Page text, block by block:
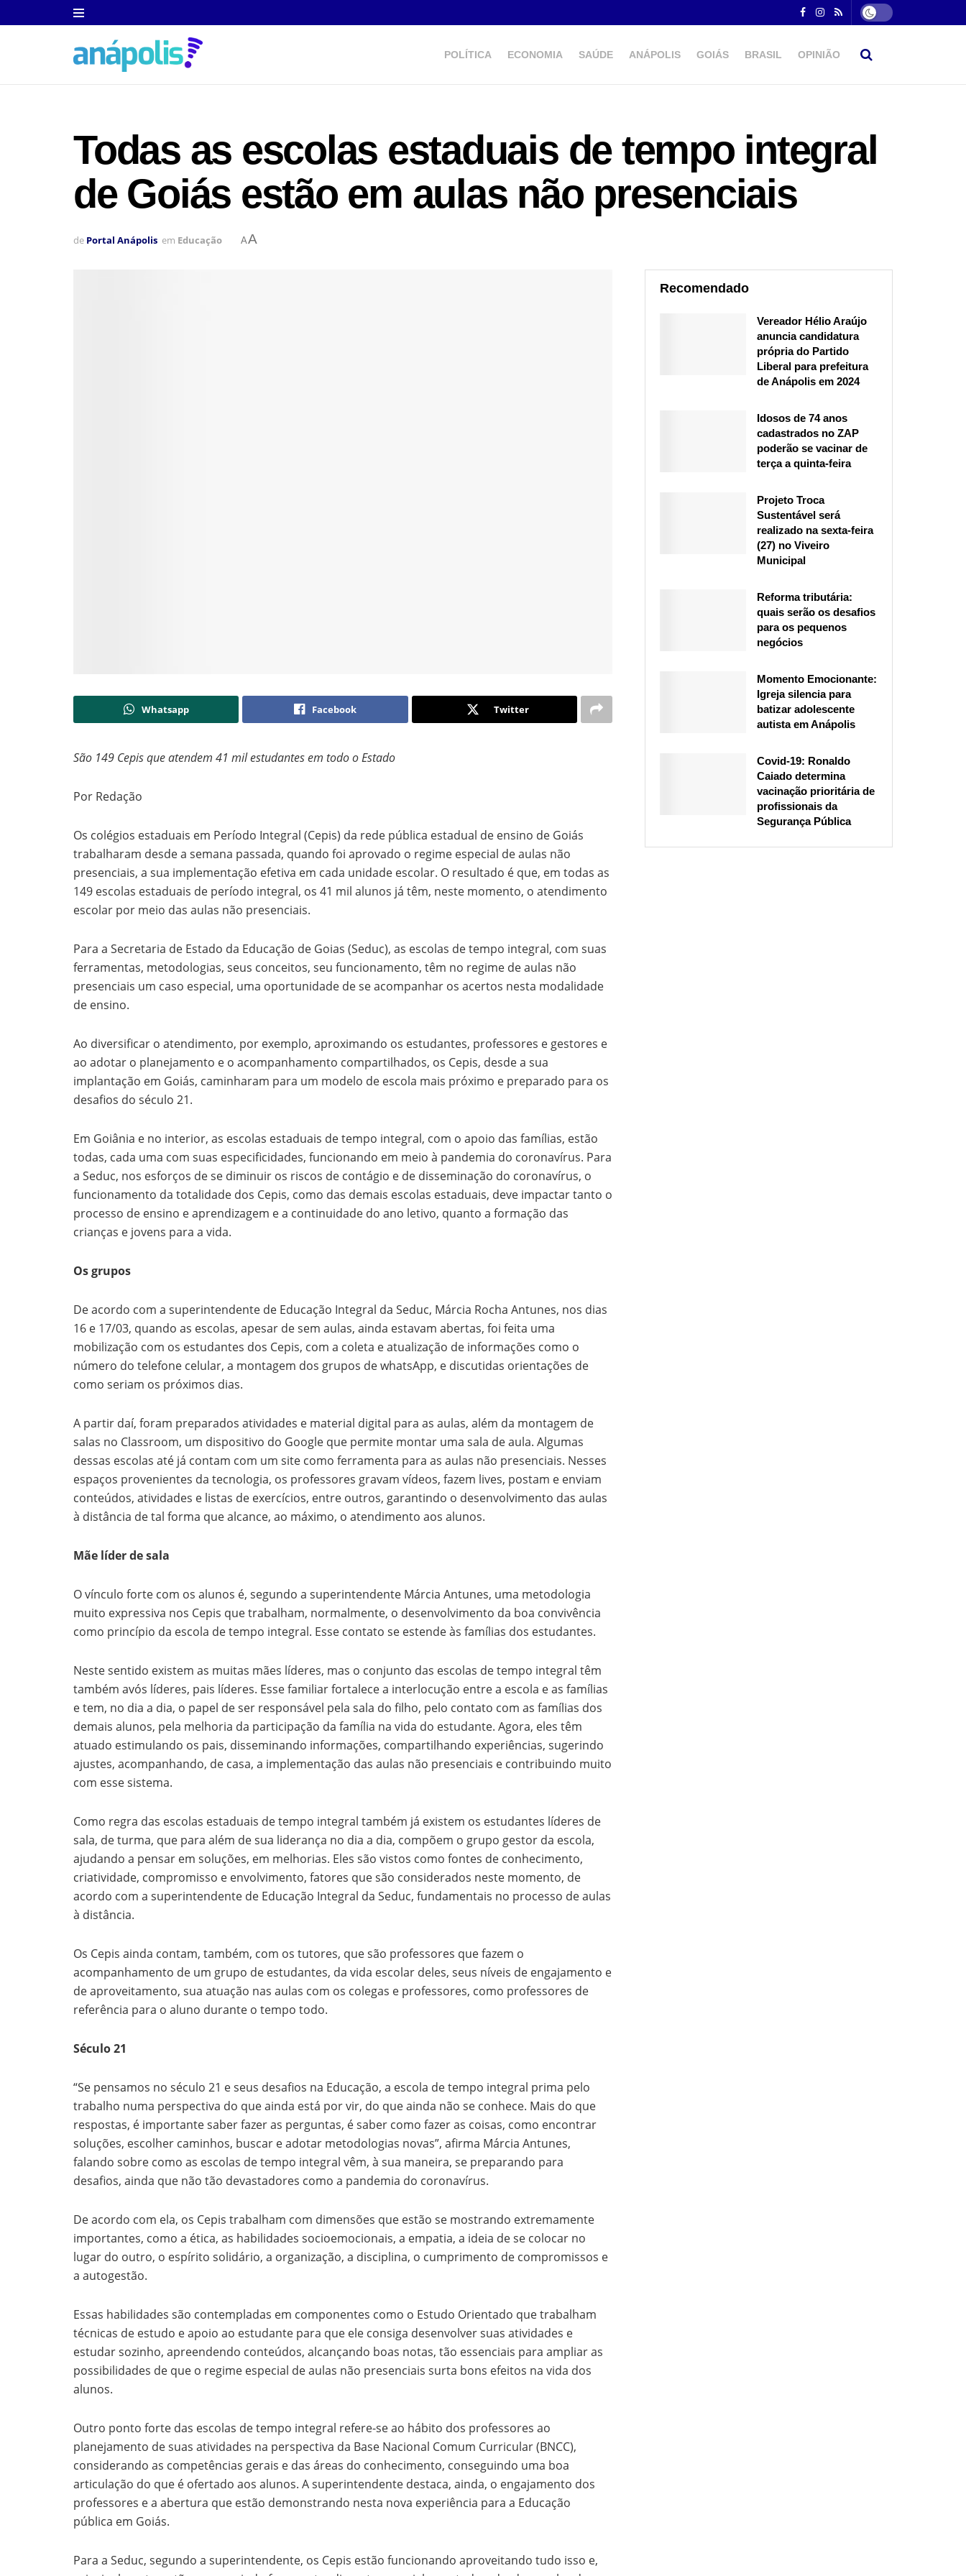
POLÍTICA ECONOMIA SAÚDE ANÁPOLIS GOIÁS BRASIL OPINIÃO
Todas as escolas estaduais de tempo integral
de Goiás estão em aulas não presenciais
de Portal Anápolis em Educação AA
Whatsapp Facebook Twitter
São 149 Cepis que atendem 41 mil estudantes em todo o Estado
Por Redação
Os colégios estaduais em Período Integral (Cepis) da rede pública estadual de ensino de Goiás
trabalharam desde a semana passada, quando foi aprovado o regime especial de aulas não
presenciais, a sua implementação efetiva em cada unidade escolar. O resultado é que, em todas as
149 escolas estaduais de período integral, os 41 mil alunos já têm, neste momento, o atendimento
escolar por meio das aulas não presenciais.
Para a Secretaria de Estado da Educação de Goias (Seduc), as escolas de tempo integral, com suas
ferramentas, metodologias, seus conceitos, seu funcionamento, têm no regime de aulas não
presenciais um caso especial, uma oportunidade de se acompanhar os acertos nesta modalidade
de ensino.
Ao diversificar o atendimento, por exemplo, aproximando os estudantes, professores e gestores e
ao adotar o planejamento e o acompanhamento compartilhados, os Cepis, desde a sua
implantação em Goiás, caminharam para um modelo de escola mais próximo e preparado para os
desafios do século 21.
Em Goiânia e no interior, as escolas estaduais de tempo integral, com o apoio das famílias, estão
todas, cada uma com suas especificidades, funcionando em meio à pandemia do coronavírus. Para
a Seduc, nos esforços de se diminuir os riscos de contágio e de disseminação do coronavírus, o
funcionamento da totalidade dos Cepis, como das demais escolas estaduais, deve impactar tanto o
processo de ensino e aprendizagem e a continuidade do ano letivo, quanto a formação das
crianças e jovens para a vida.
Os grupos
De acordo com a superintendente de Educação Integral da Seduc, Márcia Rocha Antunes, nos dias
16 e 17/03, quando as escolas, apesar de sem aulas, ainda estavam abertas, foi feita uma
mobilização com os estudantes dos Cepis, com a coleta e atualização de informações como o
número do telefone celular, a montagem dos grupos de whatsApp, e discutidas orientações de
como seriam os próximos dias.
A partir daí, foram preparados atividades e material digital para as aulas, além da montagem de
salas no Classroom, um dispositivo do Google que permite montar uma sala de aula. Algumas
dessas escolas até já contam com um site como ferramenta para as aulas não presenciais. Nesses
espaços provenientes da tecnologia, os professores gravam vídeos, fazem lives, postam e enviam
conteúdos, atividades e listas de exercícios, entre outros, garantindo o desenvolvimento das aulas
à distância de tal forma que alcance, ao máximo, o atendimento aos alunos.
Mãe líder de sala
O vínculo forte com os alunos é, segundo a superintendente Márcia Antunes, uma metodologia
muito expressiva nos Cepis que trabalham, normalmente, o desenvolvimento da boa convivência
como princípio da escola de tempo integral. Esse contato se estende às famílias dos estudantes.
Neste sentido existem as muitas mães líderes, mas o conjunto das escolas de tempo integral têm
também avós líderes, pais líderes. Esse familiar fortalece a interlocução entre a escola e as famílias
e tem, no dia a dia, o papel de ser responsável pela sala do filho, pelo contato com as famílias dos
demais alunos, pela melhoria da participação da família na vida do estudante. Agora, eles têm
atuado estimulando os pais, disseminando informações, compartilhando experiências, sugerindo
ajustes, acompanhando, de casa, a implementação das aulas não presenciais e contribuindo muito
com esse sistema.
Como regra das escolas estaduais de tempo integral também já existem os estudantes líderes de
sala, de turma, que para além de sua liderança no dia a dia, compõem o grupo gestor da escola,
ajudando a pensar em soluções, em melhorias. Eles são vistos como fontes de conhecimento,
criatividade, compromisso e envolvimento, fatores que são considerados neste momento, de
acordo com a superintendente de Educação Integral da Seduc, fundamentais no processo de aulas
à distância.
Os Cepis ainda contam, também, com os tutores, que são professores que fazem o
acompanhamento de um grupo de estudantes, da vida escolar deles, seus níveis de engajamento e
de aproveitamento, sua atuação nas aulas com os colegas e professores, como professores de
referência para o aluno durante o tempo todo.
Século 21
“Se pensamos no século 21 e seus desafios na Educação, a escola de tempo integral prima pelo
trabalho numa perspectiva do que ainda está por vir, do que ainda não se conhece. Mais do que
respostas, é importante saber fazer as perguntas, é saber como fazer as coisas, como encontrar
soluções, escolher caminhos, buscar e adotar metodologias novas”, afirma Márcia Antunes,
falando sobre como as escolas de tempo integral vêm, à sua maneira, se preparando para
desafios, ainda que não tão devastadores como a pandemia do coronavírus.
De acordo com ela, os Cepis trabalham com dimensões que estão se mostrando extremamente
importantes, como a ética, as habilidades socioemocionais, a empatia, a ideia de se colocar no
lugar do outro, o espírito solidário, a organização, a disciplina, o cumprimento de compromissos e
a autogestão.
Essas habilidades são contempladas em componentes como o Estudo Orientado que trabalham
técnicas de estudo e apoio ao estudante para que ele consiga desenvolver suas atividades e
estudar sozinho, apreendendo conteúdos, alcançando boas notas, tão essenciais para ampliar as
possibilidades de que o regime especial de aulas não presenciais surta bons efeitos na vida dos
alunos.
Outro ponto forte das escolas de tempo integral refere-se ao hábito dos professores ao
planejamento de suas atividades na perspectiva da Base Nacional Comum Curricular (BNCC),
considerando as competências gerais e das áreas do conhecimento, conseguindo uma boa
articulação do que é ofertado aos alunos. A superintendente destaca, ainda, o engajamento dos
professores e a abertura que estão demonstrando nesta nova experiência para a Educação
pública em Goiás.
Para a Seduc, segundo a superintendente, os Cepis estão funcionando aproveitando tudo isso e,
Recomendado
Vereador Hélio Araújo
anuncia candidatura
própria do Partido
Liberal para prefeitura
de Anápolis em 2024
Idosos de 74 anos
cadastrados no ZAP
poderão se vacinar de
terça a quinta-feira
Projeto Troca
Sustentável será
realizado na sexta-feira
(27) no Viveiro
Municipal
Reforma tributária:
quais serão os desafios
para os pequenos
negócios
Momento Emocionante:
Igreja silencia para
batizar adolescente
autista em Anápolis
Covid-19: Ronaldo
Caiado determina
vacinação prioritária de
profissionais da
Segurança Pública